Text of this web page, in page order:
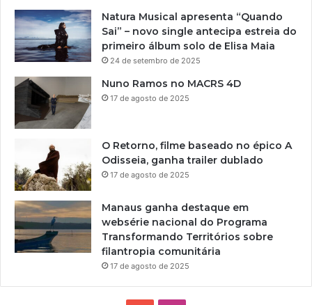
Natura Musical apresenta “Quando
Sai” – novo single antecipa estreia do
primeiro álbum solo de Elisa Maia
24 de setembro de 2025
Nuno Ramos no MACRS 4D
17 de agosto de 2025
O Retorno, filme baseado no épico A
Odisseia, ganha trailer dublado
17 de agosto de 2025
Manaus ganha destaque em
websérie nacional do Programa
Transformando Territórios sobre
filantropia comunitária
17 de agosto de 2025